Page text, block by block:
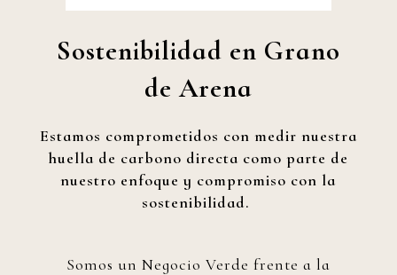
Sostenibilidad en Grano
de Arena
Estamos comprometidos con medir nuestra
huella de carbono directa como parte de
nuestro enfoque y compromiso con la
sostenibilidad.
Somos un Negocio Verde frente a la